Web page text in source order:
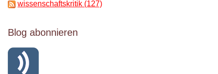
wissenschaftskritik (127)
Blog abonnieren